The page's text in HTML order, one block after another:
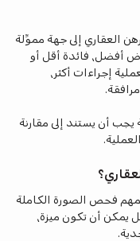
العقاري إلى جهة مموِّلة
أفضل، فائدة أقل أو
إجراءات أكثر،
يجب أن يستند إلى مقارنة
فحص الصورة الكاملة
يمكن أن تكون ميزة،